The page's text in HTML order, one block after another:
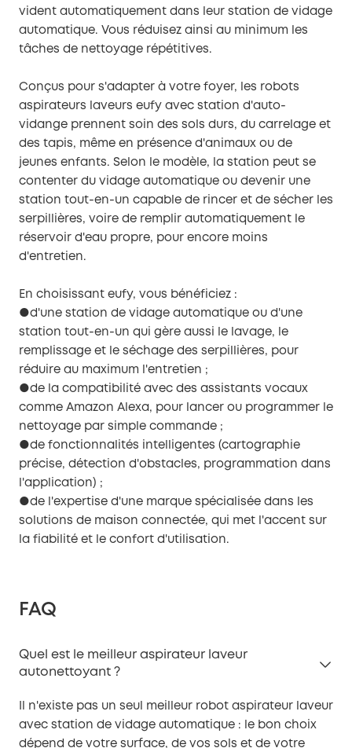
vident automatiquement dans leur station de vidage
automatique. Vous réduisez ainsi au minimum les
tâches de nettoyage répétitives.
Conçus pour s'adapter à votre foyer, les robots
aspirateurs laveurs eufy avec station d'auto-
vidange prennent soin des sols durs, du carrelage et
des tapis, même en présence d'animaux ou de
jeunes enfants. Selon le modèle, la station peut se
contenter du vidage automatique ou devenir une
station tout-en-un capable de rincer et de sécher les
serpillières, voire de remplir automatiquement le
réservoir d'eau propre, pour encore moins
d'entretien.
En choisissant eufy, vous bénéficiez :
●d'une station de vidage automatique ou d'une
station tout-en-un qui gère aussi le lavage, le
remplissage et le séchage des serpillières, pour
réduire au maximum l'entretien ;
●de la compatibilité avec des assistants vocaux
comme Amazon Alexa, pour lancer ou programmer le
nettoyage par simple commande ;
●de fonctionnalités intelligentes (cartographie
précise, détection d'obstacles, programmation dans
l'application) ;
●de l'expertise d'une marque spécialisée dans les
solutions de maison connectée, qui met l'accent sur
la fiabilité et le confort d'utilisation.
FAQ
Quel est le meilleur aspirateur laveur
autonettoyant ?
Il n'existe pas un seul meilleur robot aspirateur laveur
avec station de vidage automatique : le bon choix
dépend de votre surface, de vos sols et de votre